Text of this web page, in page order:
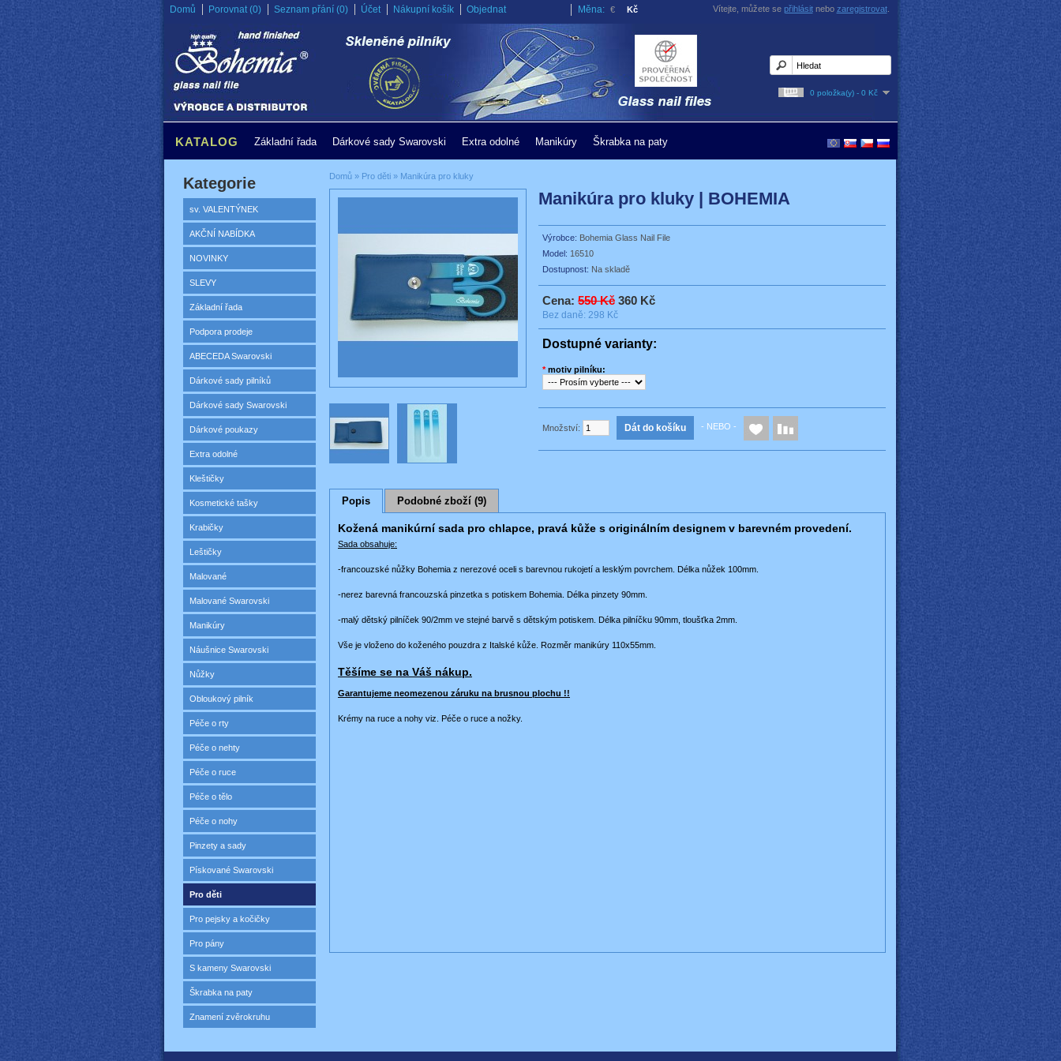
Měna: € Kč
0 položka(y) - 0 Kč
Vítejte, můžete se přihlásitnebo zaregistrovat.
Domů Porovnat (0) Seznam přání (0) Účet Nákupní košík Objednat
KATALOG Základní řada Dárkové sady Swarovski Extra odolné Manikúry Škrabka na paty
Kategorie
sv. VALENTÝNEK
AKČNÍ NABÍDKA
NOVINKY
SLEVY
Základní řada
Podpora prodeje
ABECEDA Swarovski
Dárkové sady pilníků
Dárkové sady Swarovski
Dárkové poukazy
Extra odolné
Kleštičky
Kosmetické tašky
Krabičky
Leštičky
Malované
Malované Swarovski
Manikúry
Náušnice Swarovski
Nůžky
Obloukový pilník
Péče o rty
Péče o nehty
Péče o ruce
Péče o tělo
Péče o nohy
Pinzety a sady
Pískované Swarovski
Pro děti
Pro pejsky a kočičky
Pro pány
S kameny Swarovski
Škrabka na paty
Znamení zvěrokruhu
Domů » Pro děti » Manikúra pro kluky
Manikúra pro kluky | BOHEMIA
Výrobce: Bohemia Glass Nail File
Model: 16510
Dostupnost: Na skladě
Cena: 550 Kč 360 Kč
Bez daně: 298 Kč
Dostupné varianty:
* motiv pilníku:
Množství: - NEBO -
Popis Podobné zboží (9)
Kožená manikúrní sada pro chlapce, pravá kůže s originálním designem v barevném provedení.
Sada obsahuje:
-francouzské nůžky Bohemia z nerezové oceli s barevnou rukojetí a lesklým povrchem. Délka nůžek 100mm.
-nerez barevná francouzská pinzetka s potiskem Bohemia. Délka pinzety 90mm.
-malý dětský pilníček 90/2mm ve stejné barvě s dětským potiskem. Délka pilníčku 90mm, tloušťka 2mm.
Vše je vloženo do koženého pouzdra z Italské kůže. Rozměr manikúry 110x55mm.
Těšíme se na Váš nákup.
Garantujeme neomezenou záruku na brusnou plochu !!
Krémy na ruce a nohy viz. Péče o ruce a nožky.